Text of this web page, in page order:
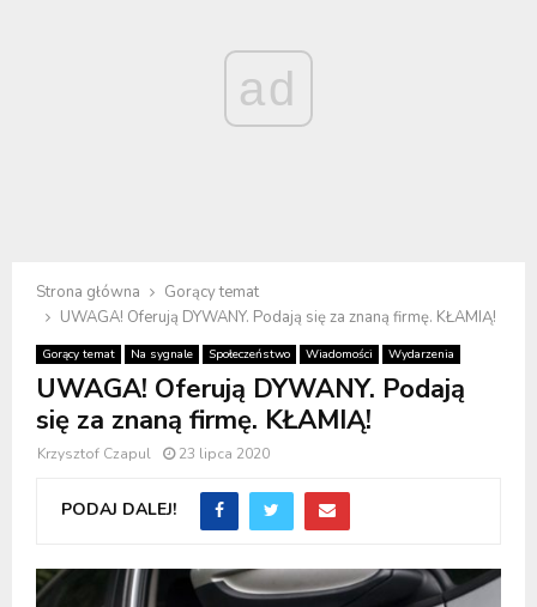
ad
Strona główna
Gorący temat
UWAGA! Oferują DYWANY. Podają się za znaną firmę. KŁAMIĄ!
Gorący temat Na sygnale Społeczeństwo Wiadomości Wydarzenia
UWAGA! Oferują DYWANY. Podają
się za znaną firmę. KŁAMIĄ!
Krzysztof Czapul 23 lipca 2020
PODAJ DALEJ!